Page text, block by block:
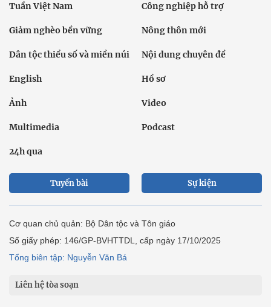
Tuần Việt Nam Công nghiệp hỗ trợ
Giảm nghèo bền vững Nông thôn mới
Dân tộc thiểu số và miền núi Nội dung chuyên đề
English Hồ sơ
Ảnh Video
Multimedia Podcast
24h qua
Tuyến bài Sự kiện
Cơ quan chủ quản: Bộ Dân tộc và Tôn giáo
Số giấy phép: 146/GP-BVHTTDL, cấp ngày 17/10/2025
Tổng biên tập: Nguyễn Văn Bá
Liên hệ tòa soạn